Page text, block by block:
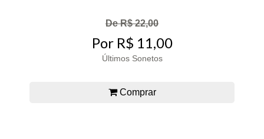
De R$ 22,00
Por R$ 11,00
Últimos Sonetos
Comprar